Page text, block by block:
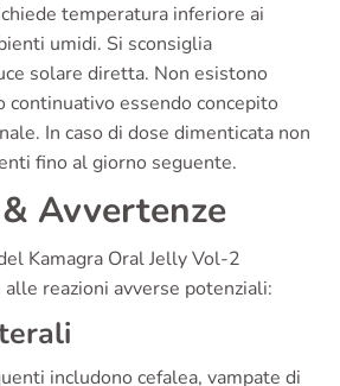
temperatura inferiore ai
umidi. Si sconsiglia
solare diretta. Non esistono
essendo concepito
In caso di dose dimenticata non
fino al giorno seguente.
Avvertenze
Kamagra Oral Jelly Vol-2
reazioni avverse potenziali:
includono cefalea, vampate di